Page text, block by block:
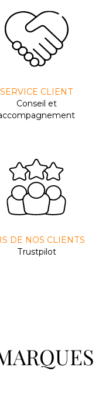
SERVICE CLIENT
Conseil et
DE NOS CLIENTS
Trustpilot